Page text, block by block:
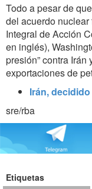
Todo a pesar de
del acuerdo
Integral de Acción
en inglés),
presión” contra
exportaciones de
Irán,
sre/rba
Etiquetas